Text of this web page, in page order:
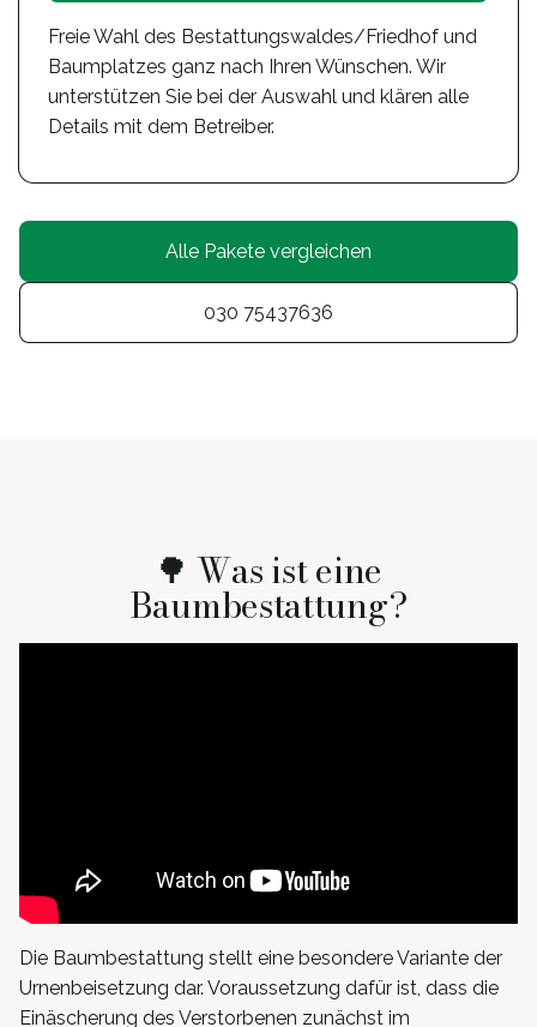
Freie Wahl des Bestattungswaldes/Friedhof und
Baumplatzes ganz nach Ihren Wünschen. Wir
unterstützen Sie bei der Auswahl und klären alle
Details mit dem Betreiber.
Alle Pakete vergleichen
030 75437636
🌳 Was ist eine
Baumbestattung?
Die Baumbestattung stellt eine besondere Variante der
Urnenbeisetzung dar. Voraussetzung dafür ist, dass die
Einäscherung des Verstorbenen zunächst im